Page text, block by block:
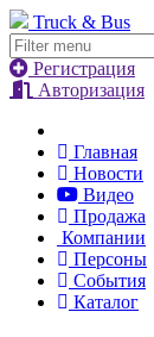
Truck & Bus
Регистрация
Авторизация
Главная
Новости
Видео
Продажа
Компании
Персоны
События
Каталог